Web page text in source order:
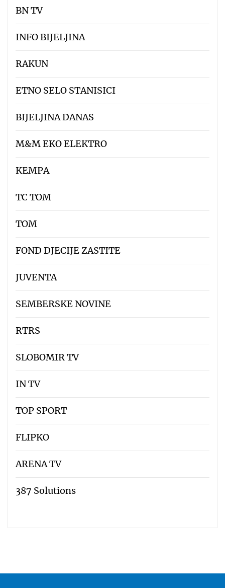
BN TV
INFO BIJELJINA
RAKUN
ETNO SELO STANISICI
BIJELJINA DANAS
M&M EKO ELEKTRO
KEMPA
TC TOM
TOM
FOND DJECIJE ZASTITE
JUVENTA
SEMBERSKE NOVINE
RTRS
SLOBOMIR TV
IN TV
TOP SPORT
FLIPKO
ARENA TV
387 Solutions